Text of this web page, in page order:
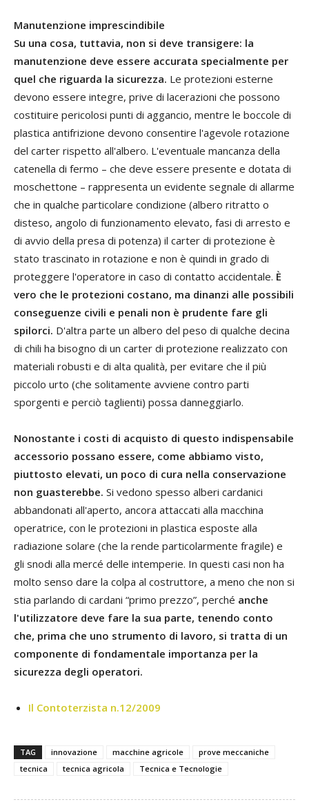
Manutenzione imprescindibile
Su una cosa, tuttavia, non si deve transigere: la
manutenzione deve essere accurata specialmente per
quel che riguarda la sicurezza. Le protezioni esterne
devono essere integre, prive di lacerazioni che possono
costituire pericolosi punti di aggancio, mentre le boccole di
plastica antifrizione devono consentire l'agevole rotazione
del carter rispetto all'albero. L'eventuale mancanza della
catenella di fermo – che deve essere presente e dotata di
moschettone – rappresenta un evidente segnale di allarme
che in qualche particolare condizione (albero ritratto o
disteso, angolo di funzionamento elevato, fasi di arresto e
di avvio della presa di potenza) il carter di protezione è
stato trascinato in rotazione e non è quindi in grado di
proteggere l'operatore in caso di contatto accidentale. È
vero che le protezioni costano, ma dinanzi alle possibili
conseguenze civili e penali non è prudente fare gli
spilorci. D'altra parte un albero del peso di qualche decina
di chili ha bisogno di un carter di protezione realizzato con
materiali robusti e di alta qualità, per evitare che il più
piccolo urto (che solitamente avviene contro parti
sporgenti e perciò taglienti) possa danneggiarlo.
Nonostante i costi di acquisto di questo indispensabile
accessorio possano essere, come abbiamo visto,
piuttosto elevati, un poco di cura nella conservazione
non guasterebbe. Si vedono spesso alberi cardanici
abbandonati all'aperto, ancora attaccati alla macchina
operatrice, con le protezioni in plastica esposte alla
radiazione solare (che la rende particolarmente fragile) e
gli snodi alla mercé delle intemperie. In questi casi non ha
molto senso dare la colpa al costruttore, a meno che non si
stia parlando di cardani “primo prezzo”, perché anche
l'utilizzatore deve fare la sua parte, tenendo conto
che, prima che uno strumento di lavoro, si tratta di un
componente di fondamentale importanza per la
sicurezza degli operatori.
Il Contoterzista n.12/2009
TAG innovazione macchine agricole
prove meccaniche
tecnica
tecnica agricola Tecnica e Tecnologie